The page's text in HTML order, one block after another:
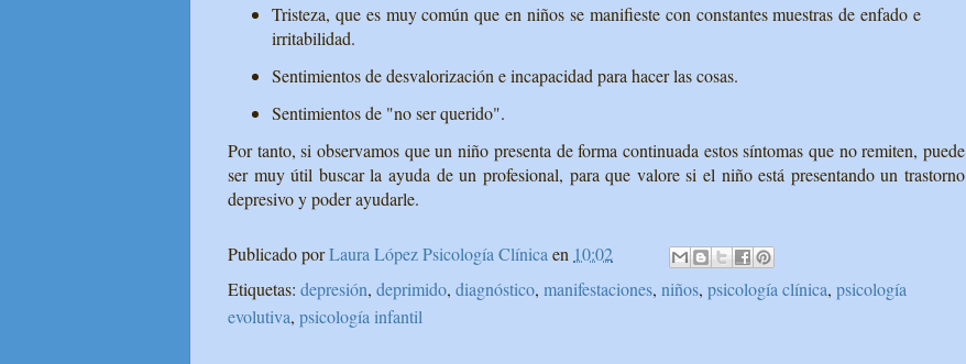
Tristeza, que es muy común que en niños se manifieste con constantes muestras de enfado e
irritabilidad.
Sentimientos de desvalorización e incapacidad para hacer las cosas.
Sentimientos de "no ser querido".
Por tanto, si observamos que un niño presenta de forma continuada estos síntomas que no remiten, puede
ser muy útil buscar la ayuda de un profesional, para que valore si el niño está presentando un trastorno
depresivo y poder ayudarle.
Publicado porLaura López Psicología Clínica en 10:02
Etiquetas: depresión, deprimido, diagnóstico, manifestaciones, niños, psicología clínica, psicología
evolutiva, psicología infantil